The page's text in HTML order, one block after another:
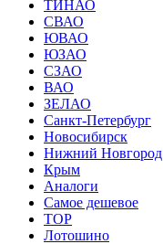
ТИНАО
СВАО
ЮВАО
ЮЗАО
СЗАО
ВАО
ЗЕЛАО
Санкт-Петербург
Новосибирск
Нижний Новгород
Крым
Аналоги
Самое дешевое
TOP
Лотошино